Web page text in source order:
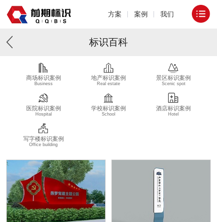
方案 案例 我们
标识百科
商场标识案例
Business
地产标识案例
Real estate
景区标识案例
Scenic spot
医院标识案例
Hospital
学校标识案例
School
酒店标识案例
Hotel
写字楼标识案例
Office building